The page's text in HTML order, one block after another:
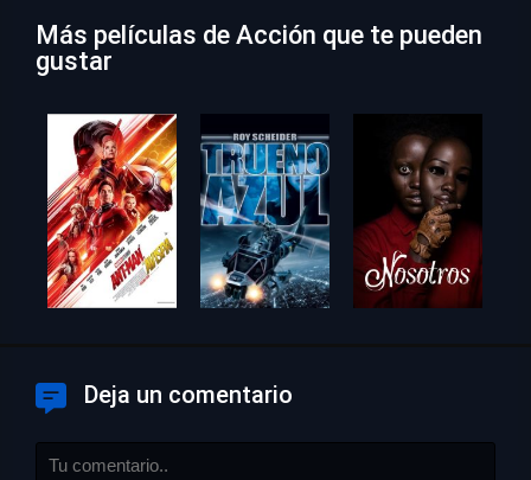
Más películas de Acción que te pueden
gustar
Deja un comentario